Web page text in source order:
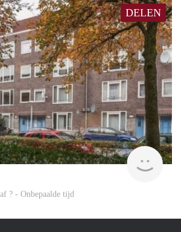
DELEN
rent
? - Onbepaalde tijd